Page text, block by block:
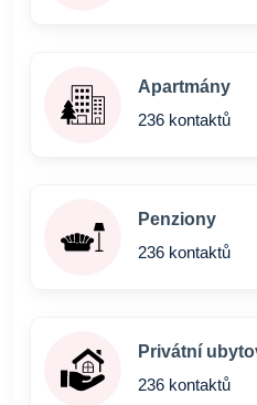
Apartmány
236 kontaktů
Penziony
236 kontaktů
Privátní
236 kontaktů